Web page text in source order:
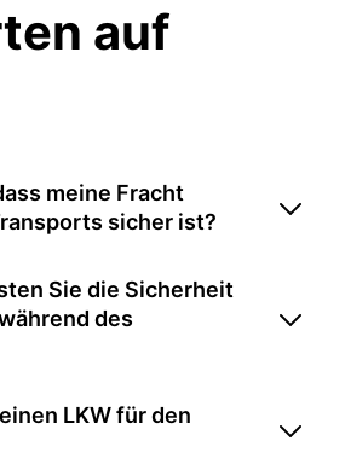
auf
meine Fracht
sicher ist?
Sie die Sicherheit
des
LKW für den